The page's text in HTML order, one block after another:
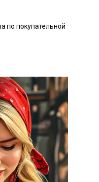
по покупательной